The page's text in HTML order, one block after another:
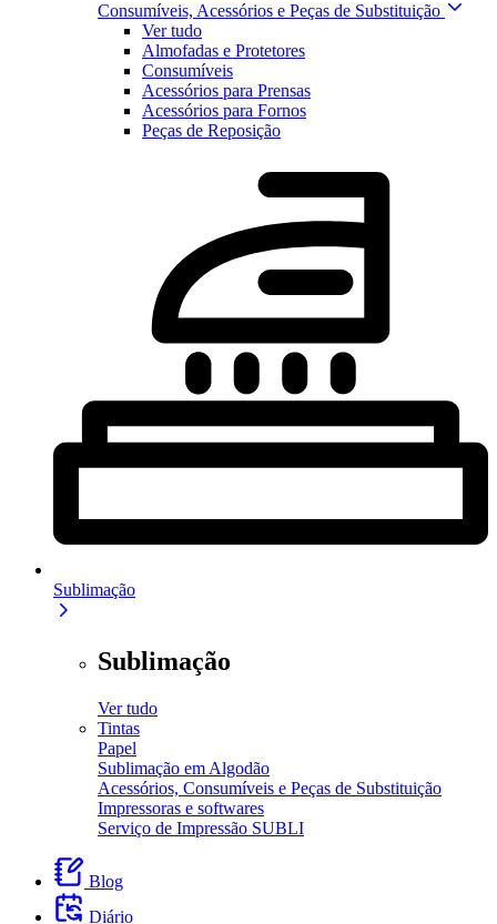
Consumíveis, Acessórios e Peças de Substituição
Ver tudo
Almofadas e Protetores
Consumíveis
Acessórios para Prensas
Acessórios para Fornos
Peças de Reposição
Sublimação
Sublimação
Ver tudo
Tintas
Papel
Sublimação em Algodão
Acessórios, Consumíveis e Peças de Substituição
Impressoras e softwares
Serviço de Impressão SUBLI
Blog
Diário